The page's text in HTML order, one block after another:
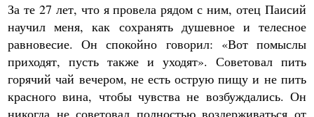
За те 27 лет, что я провела рядом с ним, отец Паисий
научил меня, как сохранять душевное и телесное
равновесие. Он спокойно говорил: «Вот помыслы
приходят, пусть также и уходят». Советовал пить
горячий чай вечером, не есть острую пищу и не пить
красного вина, чтобы чувства не возбуждались. Он
никогда не советовал полностью воздерживаться от